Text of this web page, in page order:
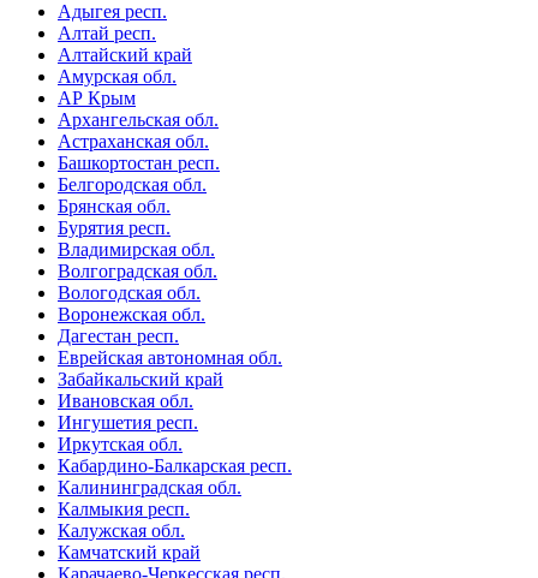
Адыгея респ.
Алтай респ.
Алтайский край
Амурская обл.
АР Крым
Архангельская обл.
Астраханская обл.
Башкортостан респ.
Белгородская обл.
Брянская обл.
Бурятия респ.
Владимирская обл.
Волгоградская обл.
Вологодская обл.
Воронежская обл.
Дагестан респ.
Еврейская автономная обл.
Забайкальский край
Ивановская обл.
Ингушетия респ.
Иркутская обл.
Кабардино-Балкарская респ.
Калининградская обл.
Калмыкия респ.
Калужская обл.
Камчатский край
Карачаево-Черкесская респ.